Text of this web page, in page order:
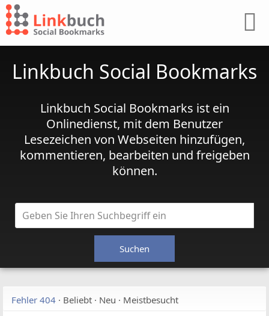
Linkbuch Social Bookmarks
Linkbuch Social Bookmarks ist ein
Onlinedienst, mit dem Benutzer
Lesezeichen von Webseiten hinzufügen,
kommentieren, bearbeiten und freigeben
können.
Fehler 404 · Beliebt · Neu · Meistbesucht